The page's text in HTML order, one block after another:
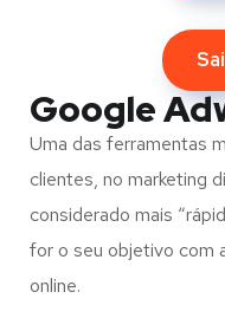
Google
Uma das ferramentas
clientes, no marketing
considerado mais
for o seu objetivo com
online.